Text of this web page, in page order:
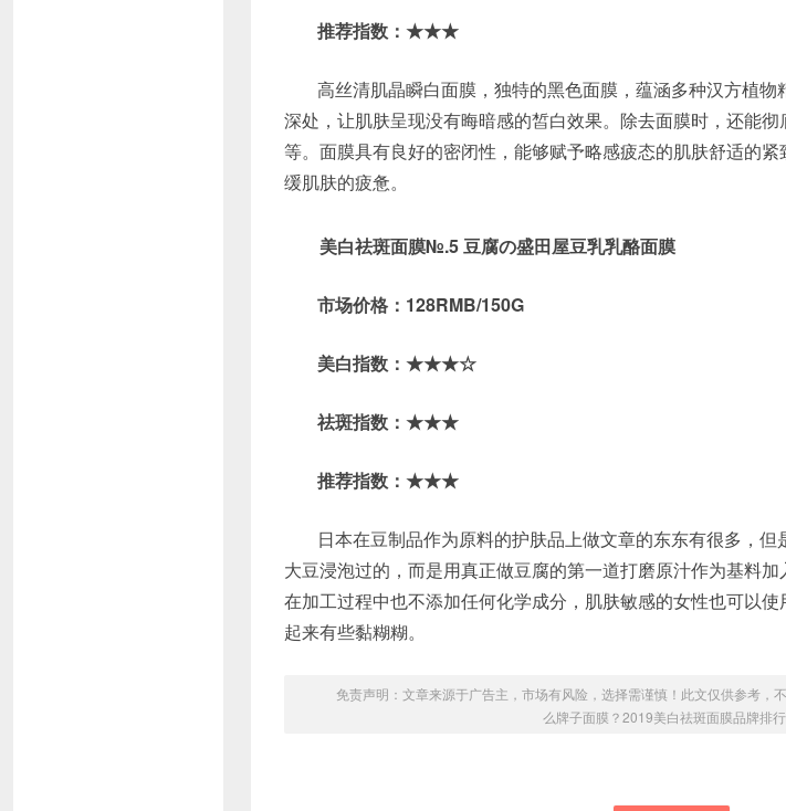
推荐指数：★★★
高丝清肌晶瞬白面膜，独特的黑色面膜，蕴涵多种汉方植
深处，让肌肤呈现没有晦暗感的皙白效果。除去面膜时，还能
等。面膜具有良好的密闭性，能够赋予略感疲态的肌肤舒适的
缓肌肤的疲惫。
美白祛斑面膜№.5 豆腐の盛田屋豆乳乳酪面膜
市场价格：128RMB/150G
美白指数：★★★☆
祛斑指数：★★★
推荐指数：★★★
日本在豆制品作为原料的护肤品上做文章的东东有很多，
大豆浸泡过的，而是用真正做豆腐的第一道打磨原汁作为基料加
在加工过程中也不添加任何化学成分，肌肤敏感的女性也可以
起来有些黏糊糊。
免责声明：文章来源于广告主，市场有风险，选择需谨慎！此文仅供参考，
么牌子面膜？2019美白祛斑面膜品牌排